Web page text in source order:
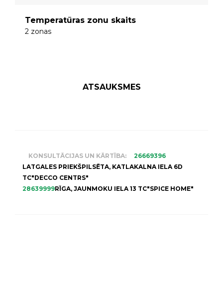
Temperatūras zonu skaits
2 zonas
ATSAUKSMES
KONSULTĀCIJAS UN KĀRTĪBA:
26669396
LATGALES PRIEKŠPILSĒTA, KATLAKALNA IELA 6D
TC"DECCO CENTRS"
28639999RĪGA, JAUNMOKU IELA 13 TC"SPICE HOME"